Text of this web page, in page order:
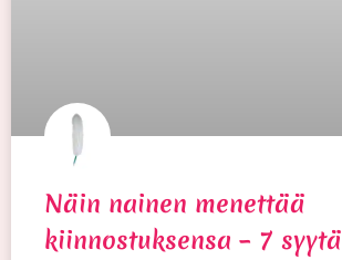
Näin nainen menettää
kiinnostuksensa – 7 syytä